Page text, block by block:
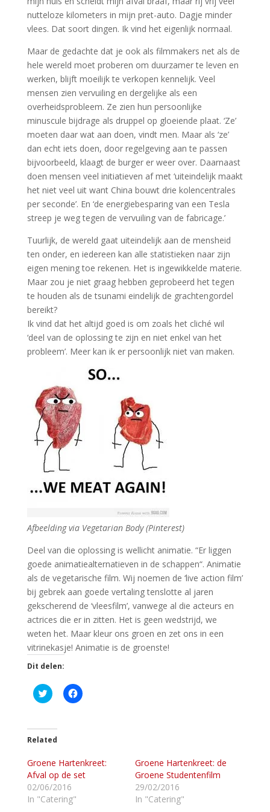
nutteloze kilometers in mijn pret-auto. Dagje minder
vlees. Dat soort dingen. Ik vind het eigenlijk normaal.
Maar de gedachte dat je ook als filmmakers net als de
hele wereld moet proberen om duurzamer te leven en
werken, blijft moeilijk te verkopen kennelijk. Veel
mensen zien vervuiling en dergelijke als een
overheidsprobleem. Ze zien hun persoonlijke
minuscule bijdrage als druppel op gloeiende plaat. ‘Ze’
moeten daar wat aan doen, vindt men. Maar als ‘ze’
dan echt iets doen, door regelgeving aan te passen
bijvoorbeeld, klaagt de burger er weer over. Daarnaast
doen mensen veel initiatieven af met ‘uiteindelijk maakt
het niet veel uit want China bouwt drie kolencentrales
per seconde’. En ‘de energiebesparing van een Tesla
streep je weg tegen de vervuiling van de fabricage.’
Tuurlijk, de wereld gaat uiteindelijk aan de mensheid
ten onder, en iedereen kan alle statistieken naar zijn
eigen mening toe rekenen. Het is ingewikkelde materie.
Maar zou je niet graag hebben geprobeerd het tegen
te houden als de tsunami eindelijk de grachtengordel
bereikt?
Ik vind dat het altijd goed is om zoals het cliché wil
‘deel van de oplossing te zijn en niet enkel van het
probleem’. Meer kan ik er persoonlijk niet van maken.
Afbeelding via Vegetarian Body (Pinterest)
Deel van die oplossing is wellicht animatie. “Er liggen
goede animatiealternatieven in de schappen“. Animatie
als de vegetarische film. Wij noemen de ‘live action film’
bij gebrek aan goede vertaling tenslotte al jaren
gekscherend de ‘vleesfilm’, vanwege al die acteurs en
actrices die er in zitten. Het is geen wedstrijd, we
weten het. Maar kleur ons groen en zet ons in een
vitrinekasje! Animatie is de groenste!
Dit delen:
K
l
m
t
e
e
n
m
e
K
l
e
e
Related
Groene Hartenkreet:
Afval op de set
02/06/2016
In "Catering"
Groene Hartenkreet: de
Groene Studentenfilm
29/02/2016
In "Catering"